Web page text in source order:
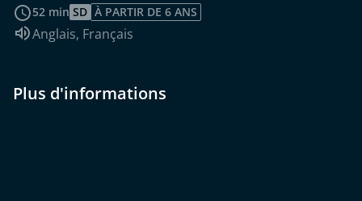
d'immigration ? Ce film nous permettra de découvrir
les secrets de la diplomatie internationale, ses enjeux
52 min SD À PARTIR DE 6 ANS
Audio :
Anglais, Français
Plus d'informations